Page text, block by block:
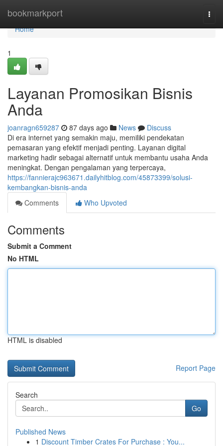
bookmarkport
Home
Home
1
Layanan Promosikan Bisnis
Anda
joanragn659287 87 days ago News
Discuss
Di era internet yang semakin maju, memiliki pendekatan
pemasaran yang efektif menjadi penting. Layanan digital
marketing hadir sebagai alternatif untuk membantu usaha Anda
meningkat. Dengan pengalaman yang terpercaya,
https://fannierajc963671.dailyhitblog.com/45873399/solusi-
kembangkan-bisnis-anda
Comments
Who Upvoted
Comments
Submit a Comment
No HTML
HTML is disabled
Report Page
Search
Go
Published News
1 Discount Timber Crates For Purchase : You...